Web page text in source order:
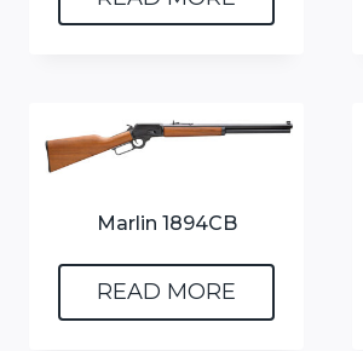
Marlin 1894CB
READ MORE